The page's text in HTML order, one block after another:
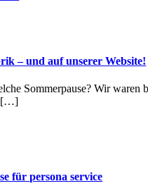
– und auf unserer Website!
Sommerpause? Wir
[…]
für persona service